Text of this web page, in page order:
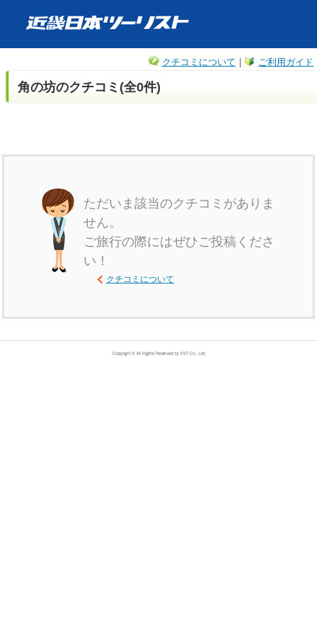
ご利用ガイド
クチコミについて ｜
角の坊のクチコミ(全0件)
ただいま該当のクチコミがありま
せん。
ご旅行の際にはぜひご投稿くださ
い！
クチコミについて